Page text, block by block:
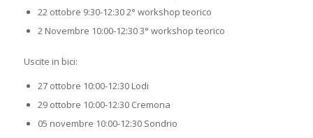
22 ottobre 9:30-12:30 2° workshop teorico
2 Novembre 10:00-12:30 3° workshop teorico
Uscite in bici:
27 ottobre 10:00-12:30 Lodi
29 ottobre 10:00-12:30 Cremona
05 novembre 10:00-12:30 Sondrio